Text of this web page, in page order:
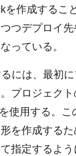
を作成するこ
つデプロイ
っている。
には、最初
プロジェク
使用する。こ
を作成する
指定するよ